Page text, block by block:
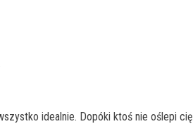
idealnie. Dopóki ktoś nie oślepi cię